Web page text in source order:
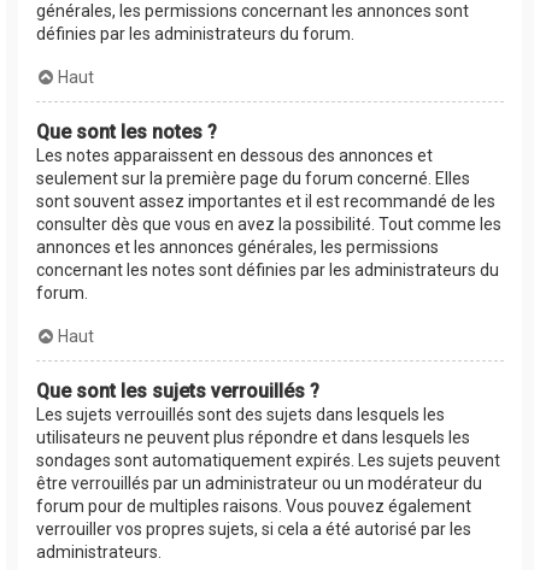
générales, les permissions concernant les annonces sont
définies par les administrateurs du forum.
Haut
Que sont les notes ?
Les notes apparaissent en dessous des annonces et
seulement sur la première page du forum concerné. Elles
sont souvent assez importantes et il est recommandé de les
consulter dès que vous en avez la possibilité. Tout comme les
annonces et les annonces générales, les permissions
concernant les notes sont définies par les administrateurs du
forum.
Haut
Que sont les sujets verrouillés ?
Les sujets verrouillés sont des sujets dans lesquels les
utilisateurs ne peuvent plus répondre et dans lesquels les
sondages sont automatiquement expirés. Les sujets peuvent
être verrouillés par un administrateur ou un modérateur du
forum pour de multiples raisons. Vous pouvez également
verrouiller vos propres sujets, si cela a été autorisé par les
administrateurs.